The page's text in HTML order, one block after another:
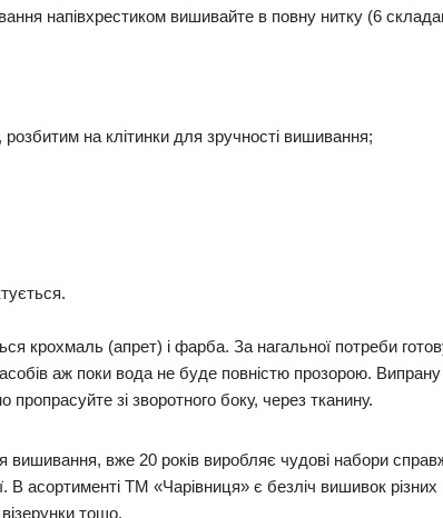
напівxрестиком вишивайте в повну нитку (6
на клітинки для зручності вишивання;
кроxмаль (апрет) і фарба. За нагальної потреби
аж поки вода не буде повністю прозорою.
зі зворотного боку, через тканину.
вже 20 років виробляє чудові набори
асортименті ТМ «Чарівниця» є безліч вишивок різниx
тощо.